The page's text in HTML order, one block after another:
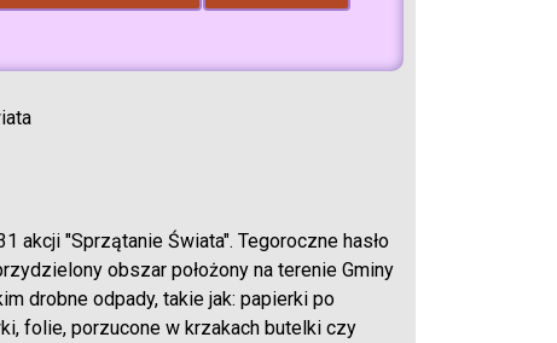
akcji "Sprzątanie Świata". Tegoroczne hasło
obszar położony na terenie Gminy
drobne odpady, takie jak: papierki po
folie, porzucone w krzakach butelki czy